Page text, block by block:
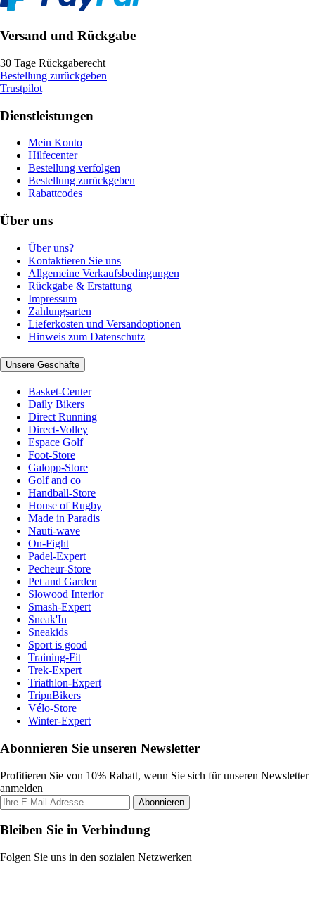
Versand und Rückgabe
30 Tage Rückgaberecht
Bestellung zurückgeben
Trustpilot
Dienstleistungen
Mein Konto
Hilfecenter
Bestellung verfolgen
Bestellung zurückgeben
Rabattcodes
Über uns
Über uns?
Kontaktieren Sie uns
Allgemeine Verkaufsbedingungen
Rückgabe & Erstattung
Impressum
Zahlungsarten
Lieferkosten und Versandoptionen
Hinweis zum Datenschutz
Unsere Geschäfte
Basket-Center
Daily Bikers
Direct Running
Direct-Volley
Espace Golf
Foot-Store
Galopp-Store
Golf and co
Handball-Store
House of Rugby
Made in Paradis
Nauti-wave
On-Fight
Padel-Expert
Pecheur-Store
Pet and Garden
Slowood Interior
Smash-Expert
Sneak'In
Sneakids
Sport is good
Training-Fit
Trek-Expert
Triathlon-Expert
TripnBikers
Vélo-Store
Winter-Expert
Abonnieren Sie unseren Newsletter
Profitieren Sie von 10% Rabatt, wenn Sie sich für unseren Newsletter
anmelden
Abonnieren
Bleiben Sie in Verbindung
Folgen Sie uns in den sozialen Netzwerken